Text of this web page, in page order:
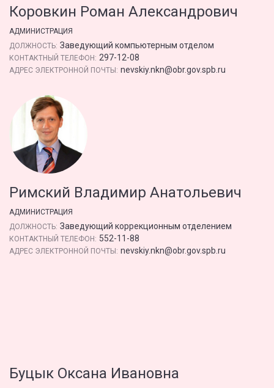
Коровкин Роман Александрович
АДМИНИСТРАЦИЯ
ДОЛЖНОСТЬ: Заведующий компьютерным отделом
КОНТАКТНЫЙ ТЕЛЕФОН: 297-12-08
АДРЕС ЭЛЕКТРОННОЙ ПОЧТЫ: nevskiy.nkn@obr.gov.spb.ru
Римский Владимир Анатольевич
АДМИНИСТРАЦИЯ
ДОЛЖНОСТЬ: Заведующий коррекционным отделением
КОНТАКТНЫЙ ТЕЛЕФОН: 552-11-88
АДРЕС ЭЛЕКТРОННОЙ ПОЧТЫ: nevskiy.nkn@obr.gov.spb.ru
Буцык Оксана Ивановна